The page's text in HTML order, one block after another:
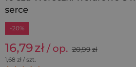
serce
-20%
16,79zł / op. 20,99zł
1,68 zł / szt.